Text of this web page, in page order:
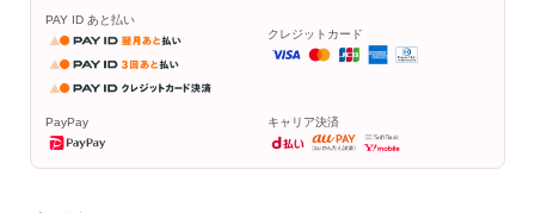
PAY ID あと払い
クレジットカード
PayPay キャリア決済